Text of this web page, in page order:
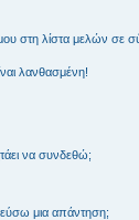
στη λίστα μελών σε
λανθασμένη!
να συνδεθώ;
μια απάντηση;